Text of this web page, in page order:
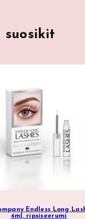
suosikit
Endless Long
4ml, ripsiseerumi